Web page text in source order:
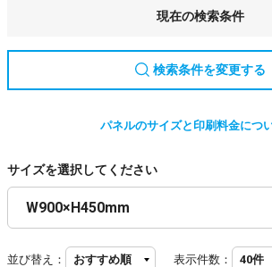
現在の検索条件
検索条件を変更する
パネルのサイズと印刷料金につ
サイズを選択してください
並び替え： 表示件数：